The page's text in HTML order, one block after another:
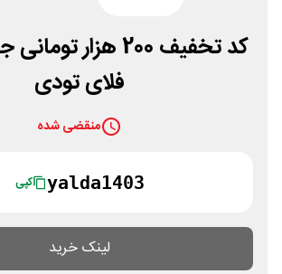
کد تخفیف 200 هزار
فلای تودی
منقضی شده
yalda1403 کپی
لینک خرید